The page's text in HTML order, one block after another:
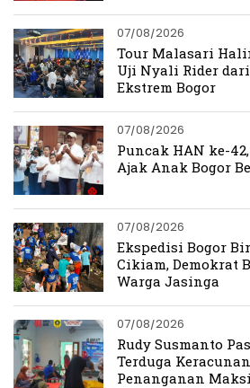
07/08/2026
Tour Malasari
Uji Nyali Rider
Ekstrem Bogor
07/08/2026
Puncak HAN ke-
Ajak Anak Bogor
07/08/2026
Ekspedisi Bogor
Cikiam, Demokrat
Warga Jasinga
07/08/2026
Rudy Susmanto
Terduga
Penanganan